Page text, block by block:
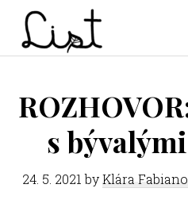
Skip
Skip
LIST
časopis
SŠPGHS
Litoměřice
s
24. 5. 2021 byKlára